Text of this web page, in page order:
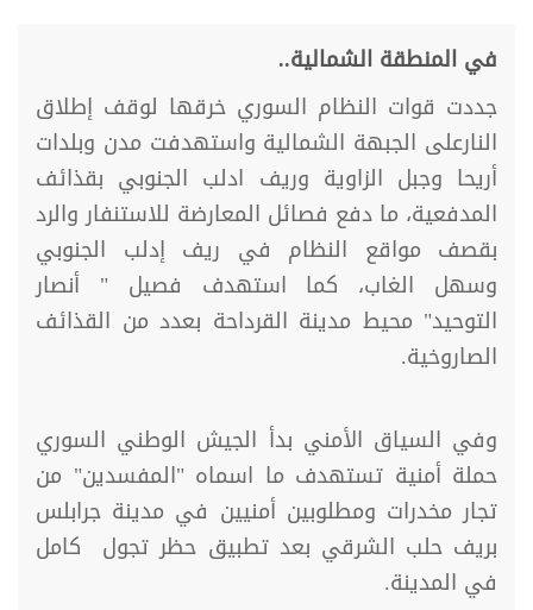
في المنطقة الشمالية..
جددت قوات النظام السوري خرقها لوقف إطلاق
النارعلى الجبهة الشمالية واستهدفت مدن وبلدات
أريحا وجبل الزاوية وريف ادلب الجنوبي بقذائف
المدفعية، ما دفع فصائل المعارضة للاستنفار والرد
بقصف مواقع النظام في ريف إدلب الجنوبي
وسهل الغاب، كما استهدف فصيل " أنصار
التوحيد" محيط مدينة القرداحة بعدد من القذائف
الصاروخية.
وفي السياق الأمني بدأ الجيش الوطني السوري
حملة أمنية تستهدف ما اسماه "المفسدين" من
تجار مخدرات ومطلوبين أمنيين في مدينة جرابلس
بريف حلب الشرقي بعد تطبيق حظر تجول كامل
في المدينة.